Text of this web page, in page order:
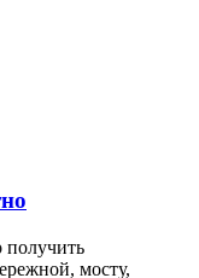
мосту,